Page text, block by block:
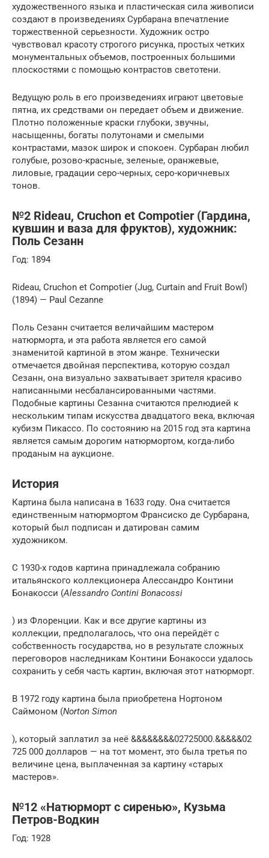
художественного языка и пластическая сила живописи
создают в произведениях Сурбарана впечатление
торжественной серьезности. Художник остро
чувствовал красоту строгого рисунка, простых четких
монументальных объемов, построенных большими
плоскостями с помощью контрастов светотени.
Ведущую роль в его произведениях играют цветовые
пятна, их средствами он передает объем и движение.
Плотно положенные краски глубоки, звучны,
насыщенны, богаты полутонами и смелыми
контрастами, мазок широк и спокоен. Сурбаран любил
голубые, розово-красные, зеленые, оранжевые,
лиловые, градации серо-черных, серо-коричневых
тонов.
№2 Rideau, Cruchon et Compotier (Гардина,
кувшин и ваза для фруктов), художник:
Поль Сезанн
Год: 1894
Rideau, Cruchon et Compotier (Jug, Curtain and Fruit Bowl)
(1894) — Paul Cezanne
Поль Сезанн считается величайшим мастером
натюрморта, и эта работа является его самой
знаменитой картиной в этом жанре. Технически
отмечается двойная перспектива, которую создал
Сезанн, она визуально захватывает зрителя красиво
написанными несбалансированными частями.
Подобные картины Сезанна считаются прелюдией к
нескольким типам искусства двадцатого века, включая
кубизм Пикассо. По состоянию на 2015 год эта картина
является самым дорогим натюрмортом, когда-либо
проданым на аукционе.
История
Картина была написана в 1633 году. Она считается
единственным натюрмортом Франсиско де Сурбарана,
который был подписан и датирован самим
художником.
С 1930-х годов картина принадлежала собранию
итальянского коллекционера Алессандро Контини
Бонакосси (Alessandro Contini Bonacossi
) из Флоренции. Как и все другие картины из
коллекции, предполагалось, что она перейдёт с
собственность государства, но в результате сложных
переговоров наследникам Контини Бонакосси удалось
сохранить у себя часть картин, включая этот натюрморт.
В 1972 году картина была приобретена Нортоном
Саймоном (Norton Simon
), который заплатил за неё &&&&&&&&02725000.&&&&&02
725 000 долларов — на тот момент, это была третья по
величине цена, выплаченная за картину «старых
мастеров».
№12 «Натюрморт с сиренью», Кузьма
Петров-Водкин
Год: 1928